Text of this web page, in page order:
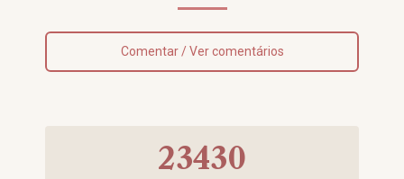
23430
Comentar / Ver comentários